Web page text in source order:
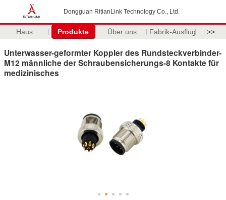
Dongguan RitianLink Technology Co., Ltd.
Haus Produkte Über uns Fabrik-Ausflug >>
Unterwasser-geformter Koppler des Rundsteckverbinder-
M12 männliche der Schraubensicherungs-8 Kontakte für
medizinisches